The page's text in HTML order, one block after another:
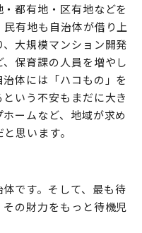
都有地・区有地などを
有地も自治体が借り上
大規模マンション開発
保育課の人員を増やし
体には「ハコもの」を
いう不安もまだに大き
ームなど、地域が求め
思います。
です。そして、最も待
の財力をもっと待機児